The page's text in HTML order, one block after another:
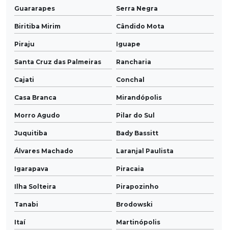
Guararapes Serra Negra
Biritiba Mirim Cândido Mota
Piraju Iguape
Santa Cruz das Palmeiras Rancharia
Cajati Conchal
Casa Branca Mirandópolis
Morro Agudo Pilar do Sul
Juquitiba Bady Bassitt
Álvares Machado Laranjal Paulista
Igarapava Piracaia
Ilha Solteira Pirapozinho
Tanabi Brodowski
Itaí Martinópolis